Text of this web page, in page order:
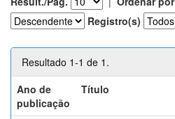
Registro(s)
Resultado 1-1 de 1.
Ano de
publicação
Título